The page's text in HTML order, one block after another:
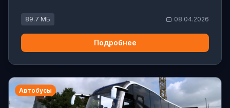
89.7 МБ 08.04.2026
Подробнее
Автобусы